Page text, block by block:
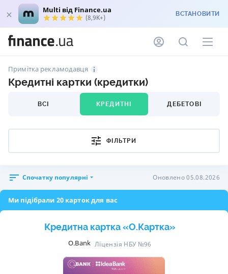
Multi від Finance.ua
(8,9K+) ВСТАНОВИТИ
Примітка рекламодавця
Кредитні картки (кредитки)
ВСІ КРЕДИТНІ ДЕБЕТОВІ
ФІЛЬТРИ
Спочатку популярні Оновлено 05.08.2026
Ми підібрали 20 карток для вас
Кредитна картка «O.Картка»
O.Bank Ліцензія НБУ №96